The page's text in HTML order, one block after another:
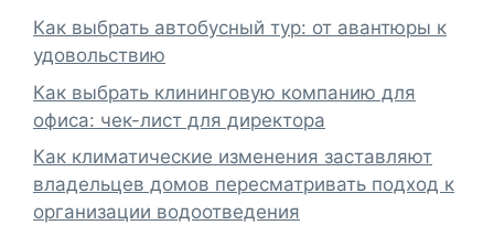
Как выбрать автобусный тур: от авантюры к
удовольствию
Как выбрать клининговую компанию для
офиса: чек-лист для директора
Как климатические изменения заставляют
владельцев домов пересматривать подход к
организации водоотведения